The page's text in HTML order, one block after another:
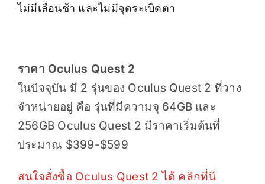
ไม่มีเลื่อนช้า และไม่มีจุดระเบิดตา
ราคา Oculus Quest 2
ในปัจจุบัน มี 2 รุ่นของ Oculus Quest 2 ที่วาง
จำหน่ายอยู่ คือ รุ่นที่มีความจุ 64GB และ
256GB Oculus Quest 2 มีราคาเริ่มต้นที่
ประมาณ $399-$599
สนใจสั่งซื้อ Oculus Quest 2 ได้ คลิกที่นี่